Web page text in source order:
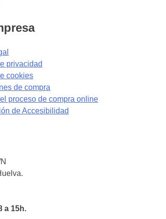
privacidad
cookies
de compra
proceso de compra online
de Accesibilidad
a 15h.